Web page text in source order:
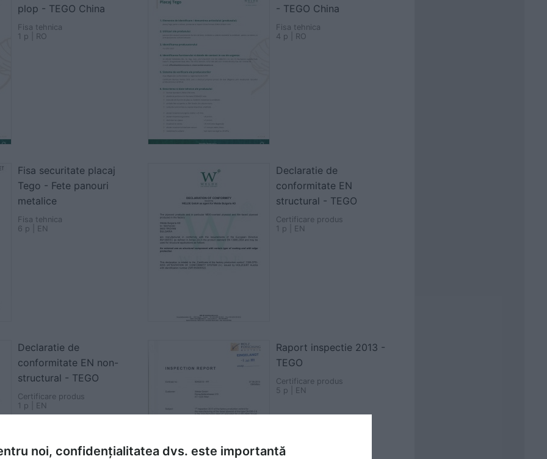
plop - TEGO China
Fisa tehnica
1 p | RO
- TEGO China
Fisa tehnica
4 p | RO
Fisa securitate placaj
Tego - Fete panouri
metalice
Fisa tehnica
6 p | EN
Declaratie de
conformitate EN
structural - TEGO
Certificare produs
1 p | EN
Declaratie de
conformitate EN non-
structural - TEGO
Certificare produs
1 p | EN
Raport inspectie 2013 -
TEGO
Certificare produs
5 p | EN
noi, confidențialitatea dvs. este importantă